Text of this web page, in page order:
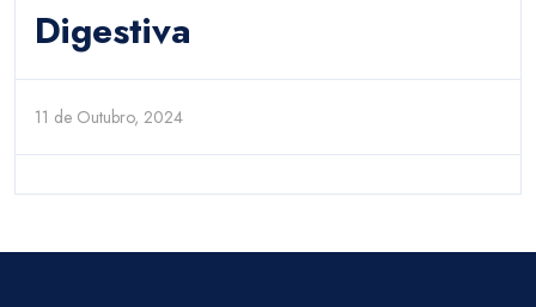
Digestiva
11 de Outubro, 2024